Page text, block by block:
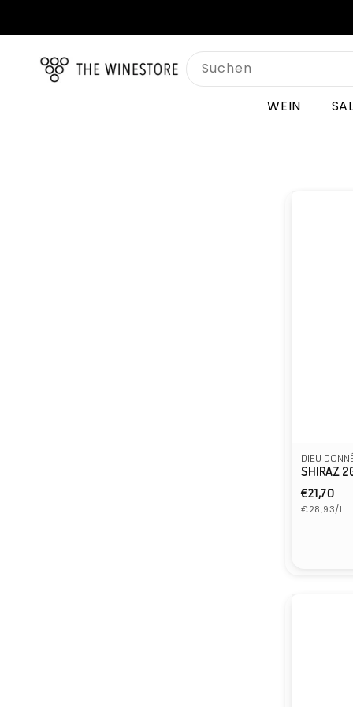
Inhalt
Suchen
WEIN
DIEU
SHIRAZ
Preis
€21,70
Grundpreis
€28,93/l